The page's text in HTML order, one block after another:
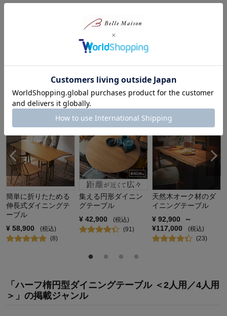
現在販売していない色・サイズ等への商品レビューも含まれます。
対象商品の商品レビューはまだありません。
「ダイニングテーブル」お客様レビュー評価からの
おすすめ商品
簡単に折りたためる
伸長式ダイニングテ
ーブル
¥ 58,900
(税込)
(8)
集える円形ダイニン
グテーブル
¥ 42,900
(税込)
(91)
天然木オーク材のダ
イニングテーブル
¥ 92,900
～
¥117,000
(税込)
(23)
「ハーフ楕円型ダイニングテーブル ＜2人用／4人用
＞」の掲載ジャンル